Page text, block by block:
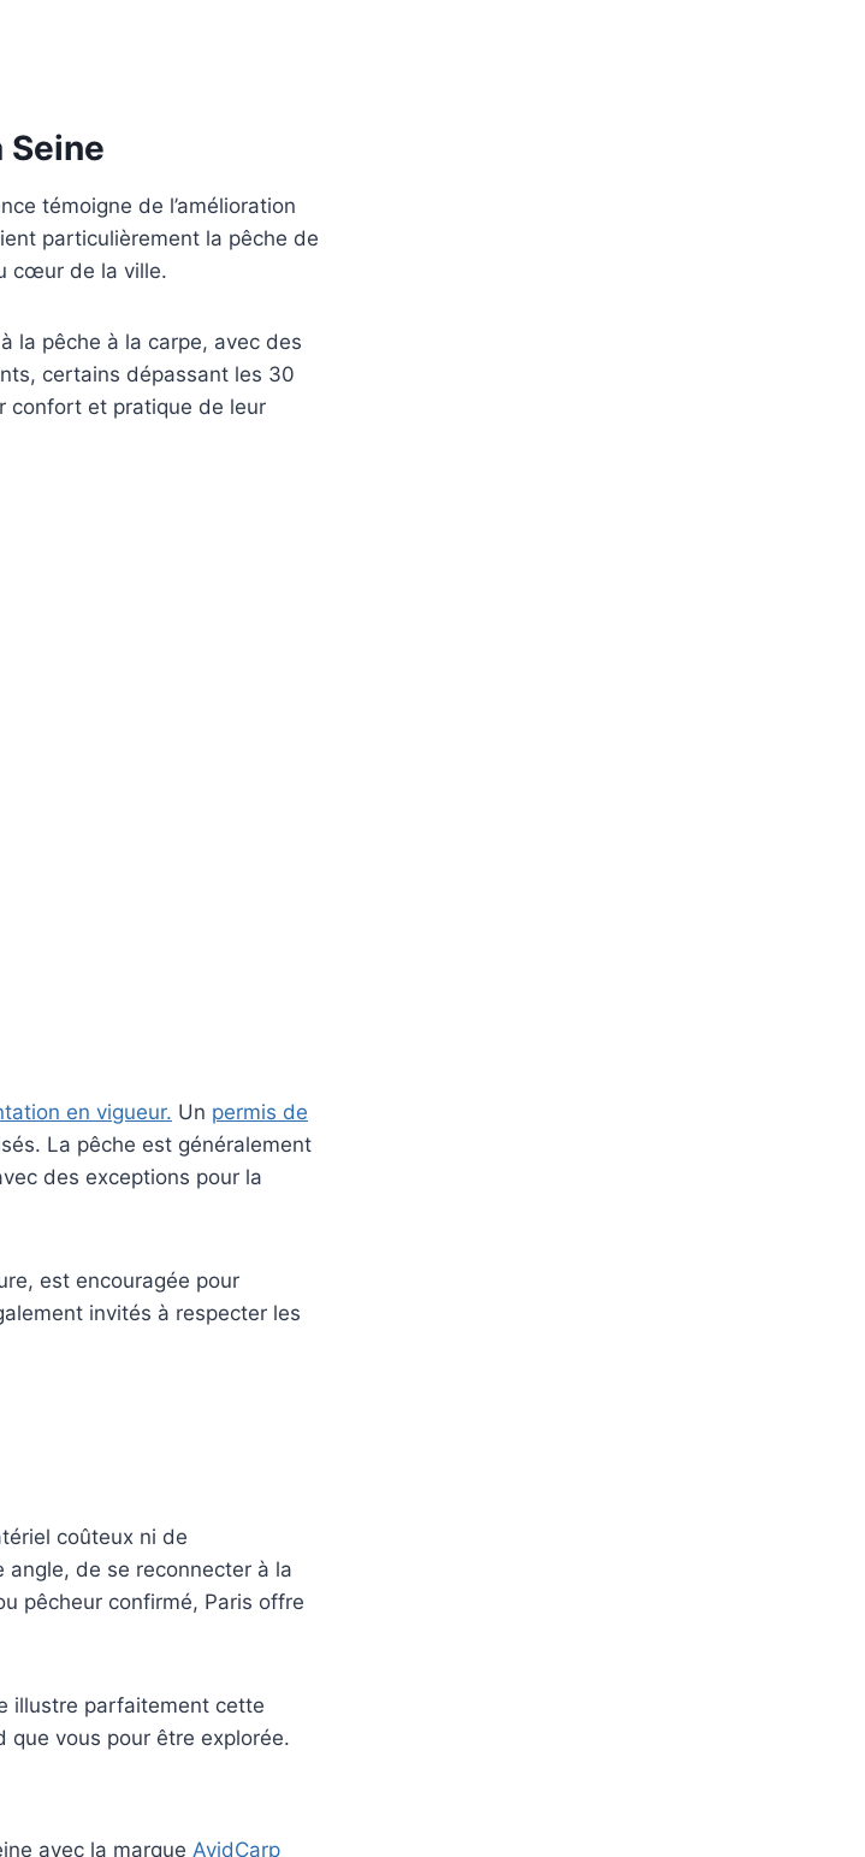
Seine
témoigne de l’amélioration
particulièrement la pêche de
cœur de la ville.
la pêche à la carpe, avec des
certains dépassant les 30
confort et pratique de leur
en vigueur. Un permis de
La pêche est généralement
des exceptions pour la
est encouragée pour
invités à respecter les
coûteux ni de
de se reconnecter à la
pêcheur confirmé, Paris offre
illustre parfaitement cette
vous pour être explorée.
avec la marque AvidCarp